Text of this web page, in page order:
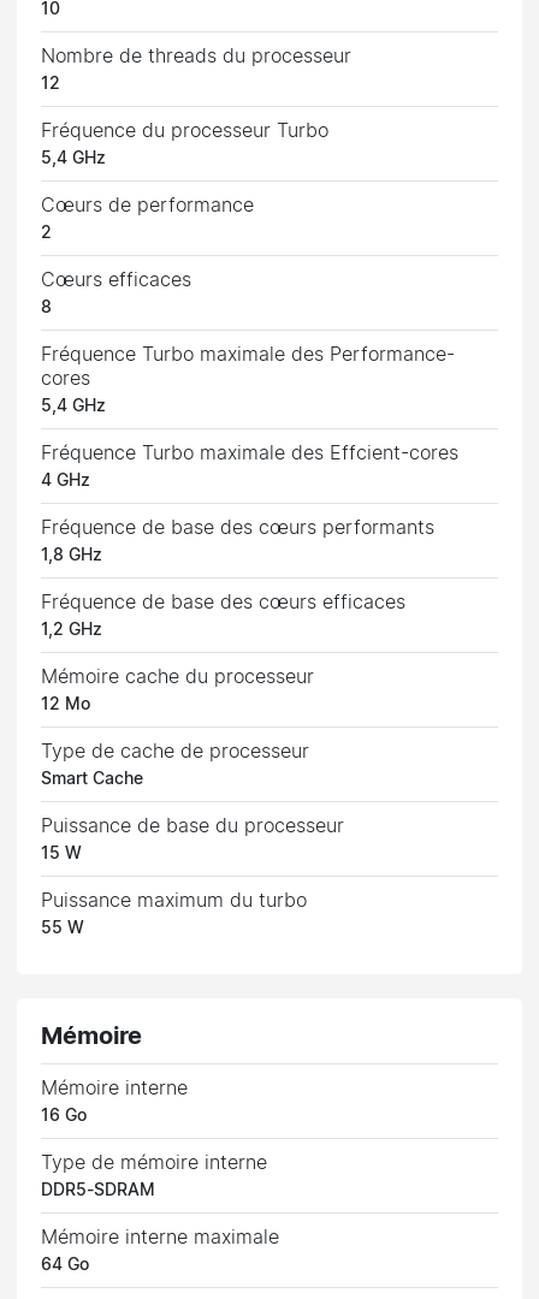
10
Nombre de threads du processeur
12
Fréquence du processeur Turbo
5,4 GHz
Cœurs de performance
2
Cœurs efficaces
8
Fréquence Turbo maximale des Performance-
cores
5,4 GHz
Fréquence Turbo maximale des Effcient-cores
4 GHz
Fréquence de base des cœurs performants
1,8 GHz
Fréquence de base des cœurs efficaces
1,2 GHz
Mémoire cache du processeur
12 Mo
Type de cache de processeur
Smart Cache
Puissance de base du processeur
15 W
Puissance maximum du turbo
55 W
Mémoire
Mémoire interne
16 Go
Type de mémoire interne
DDR5-SDRAM
Mémoire interne maximale
64 Go